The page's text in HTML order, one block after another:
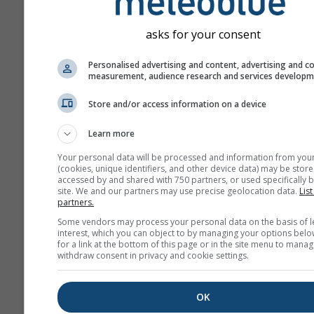
Ние не споделяме вашия имейл
трети страни, както е описано в
политика за поверителност
.
адрес ще може да се използва
asks for your consent
Personalised advertising and content, advertising and
measurement, audience research and services
Store and/or access information on a device
Learn more
Your personal data will be processed and information from
(cookies, unique identifiers, and other device data) may be
accessed by and shared with 750 partners, or used specifically
site. We and our partners may use precise geolocation data.
partners.
Some vendors may process your personal data on the basis of
interest, which you can object to by managing your options
for a link at the bottom of this page or in the site menu to
withdraw consent in privacy and cookie settings.
OK